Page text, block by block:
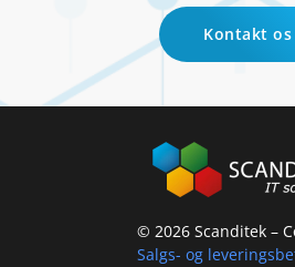
Kontakt os
© 2026Scanditek –
Salgs- og